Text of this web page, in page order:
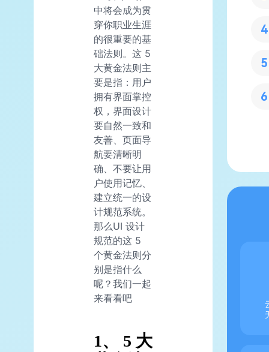
中将会成为贯
穿你职业生涯
的很重要的基
础法则。这 5
大黄金法则主
要是指：用户
拥有界面掌控
权，界面设计
要自然一致和
友善、页面导
航要清晰明
确、不要让用
户使用记忆、
建立统一的设
计规范系统。
那么UI 设计
规范的这 5
个黄金法则分
别是指什么
呢？我们一起
来看看吧
1、 5 大